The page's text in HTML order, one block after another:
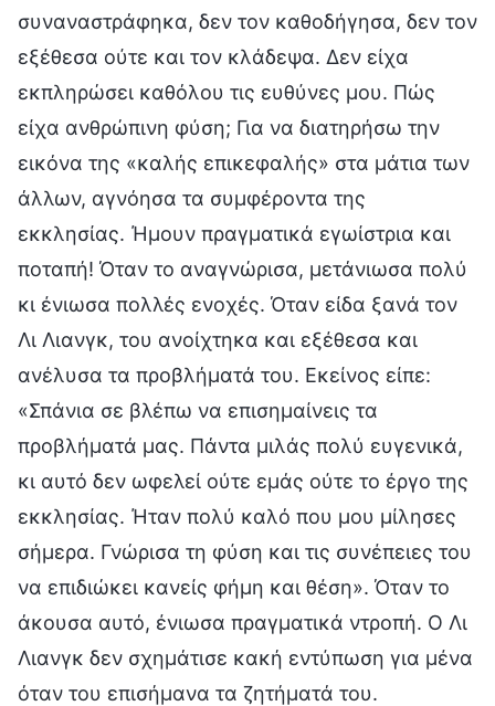
συναναστράφηκα, δεν τον καθοδήγησα, δεν τον
εξέθεσα ούτε και τον κλάδεψα. Δεν είχα
εκπληρώσει καθόλου τις ευθύνες μου. Πώς
είχα ανθρώπινη φύση; Για να διατηρήσω την
εικόνα της «καλής επικεφαλής» στα μάτια των
άλλων, αγνόησα τα συμφέροντα της
εκκλησίας. Ήμουν πραγματικά εγωίστρια και
ποταπή! Όταν το αναγνώρισα, μετάνιωσα πολύ
κι ένιωσα πολλές ενοχές. Όταν είδα ξανά τον
Λι Λιανγκ, του ανοίχτηκα και εξέθεσα και
ανέλυσα τα προβλήματά του. Εκείνος είπε:
«Σπάνια σε βλέπω να επισημαίνεις τα
προβλήματά μας. Πάντα μιλάς πολύ ευγενικά,
κι αυτό δεν ωφελεί ούτε εμάς ούτε το έργο της
εκκλησίας. Ήταν πολύ καλό που μου μίλησες
σήμερα. Γνώρισα τη φύση και τις συνέπειες του
να επιδιώκει κανείς φήμη και θέση». Όταν το
άκουσα αυτό, ένιωσα πραγματικά ντροπή. Ο Λι
Λιανγκ δεν σχημάτισε κακή εντύπωση για μένα
όταν του επισήμανα τα ζητήματά του.